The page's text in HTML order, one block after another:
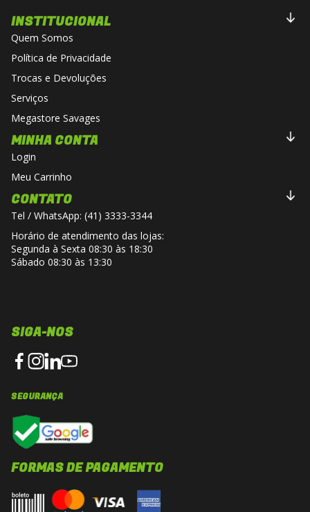
INSTITUCIONAL
Quem Somos
Política de Privacidade
Trocas e Devoluções
Serviços
Megastore Savages
MINHA CONTA
Login
Meu Carrinho
CONTATO
Tel / WhatsApp: (41) 3333-3344
Horário de atendimento das lojas:
Segunda à Sexta 08:30 às 18:30
Sábado 08:30 às 13:30
SIGA-NOS
SEGURANÇA
FORMAS DE PAGAMENTO